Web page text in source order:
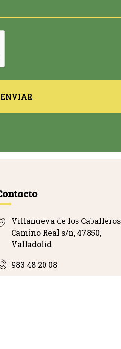
ENVIAR
Villanueva de los
Camino Real s/n, 47850,
Valladolid
983 48 20 08